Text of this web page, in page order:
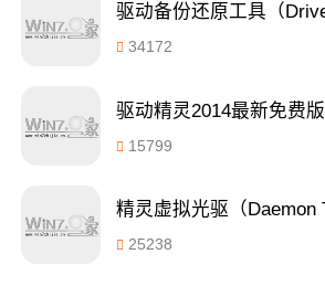
34172
驱动精灵2014最新免费版
15799
25238